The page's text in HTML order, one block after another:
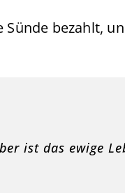
bezahlt,
ist das ewige